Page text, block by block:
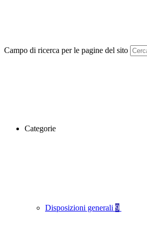
Campo di ricerca per le pagine del sito
Categorie
Disposizioni generali 9